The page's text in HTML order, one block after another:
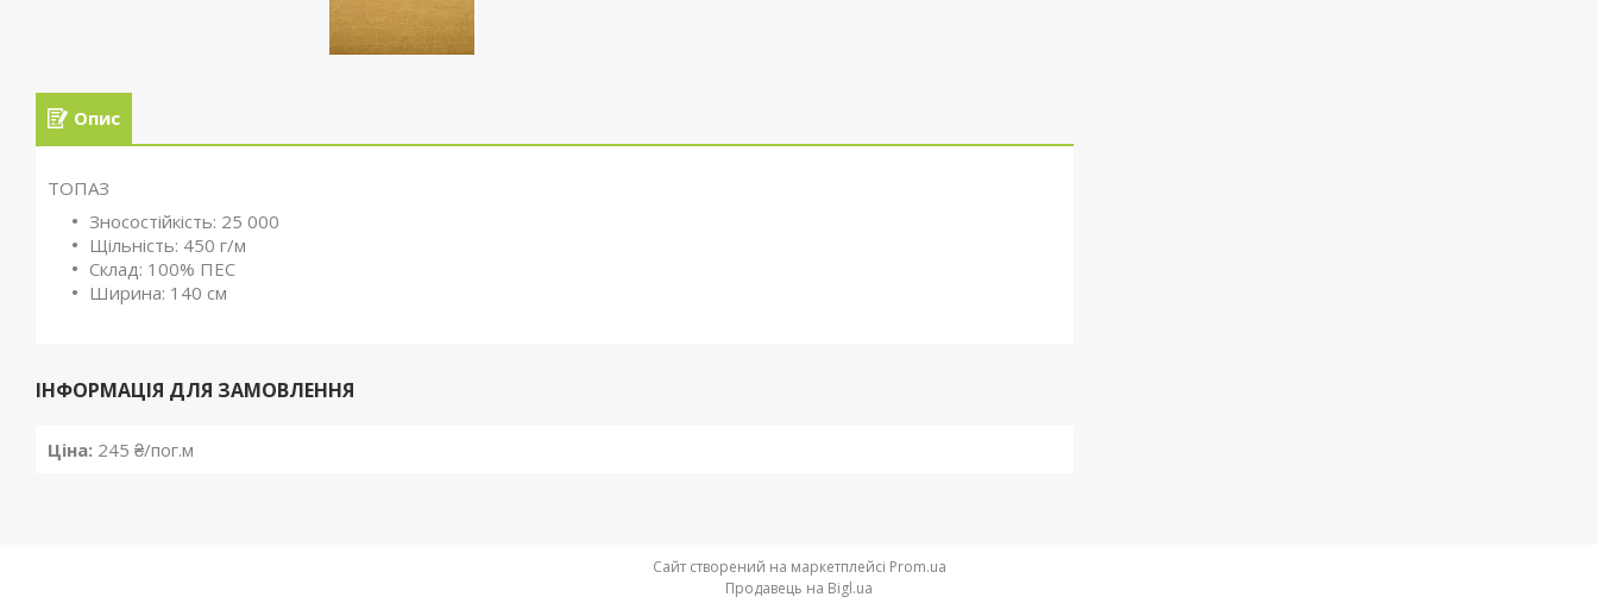
Опис
ТОПАЗ
Зносостійкість: 25 000
Щільність: 450 г/м
Склад: 100% ПЕС
Ширина: 140 см
ІНФОРМАЦІЯ ДЛЯ ЗАМОВЛЕННЯ
Ціна: 245 ₴/пог.м
Сайт створений на маркетплейсі Prom.ua
Продавець на Bigl.ua